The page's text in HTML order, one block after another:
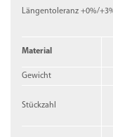
Längentoleranz +0%/
Material
Gewicht
Stückzahl